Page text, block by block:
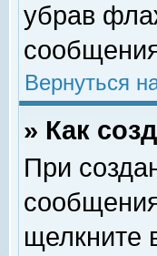
убрав
Вернуться
» Как
При
щелкните